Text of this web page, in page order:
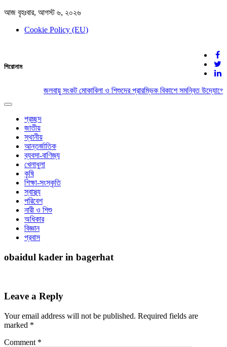
আজ বৃহঃবার, আগস্ট ৬, ২০২৬
Cookie Policy (EU)
দেশের খবর
যুক্ত থাকুন দেশের সঙ্গে
শিরোনাম
জলবায়ু সংকট মোকাবিলা ও শিশুদের প্রারম্ভিক বিকাশে সমন্বিত
Toggle
navigation
প্রচ্ছদ
জাতীয়
স্থানীয়
আন্তর্জাতিক
ব্যবসা-বাণিজ্য
খেলাধুলা
কৃষি
শিক্ষা-সংস্কৃতি
স্বাস্থ্য
পরিবেশ
নারী ও শিশু
অধিকার
বিজ্ঞান
প্রবাস
obaidul kader in bagerhat
Leave a Reply
Your email address will not be published. Required fields are
marked *
Comment *